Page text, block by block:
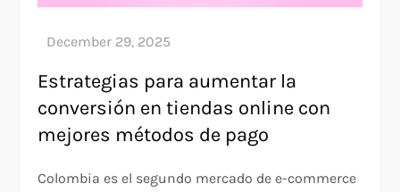
Estrategias para aumentar la
conversión en tiendas online con
mejores métodos de pago
Colombia es el segundo mercado de e-commerce